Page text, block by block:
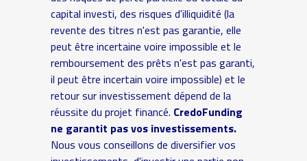
capital investi, des risques d'illiquidité (la
revente des titres n'est pas garantie, elle
peut être incertaine voire impossible et le
remboursement des prêts n'est pas garanti,
il peut être incertain voire impossible) et le
retour sur investissement dépend de la
réussite du projet financé. CredoFunding
ne garantit pas vos investissements.
Nous vous conseillons de diversifier vos